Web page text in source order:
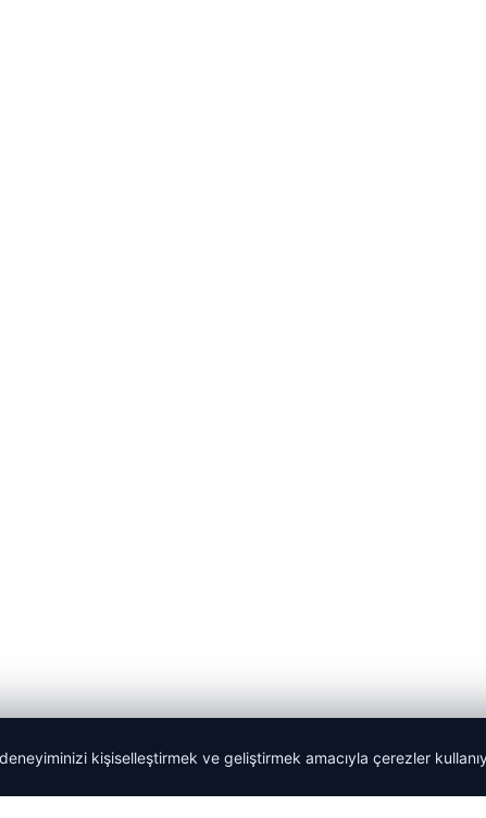
kişiselleştirmek ve geliştirmek amacıyla çerezler